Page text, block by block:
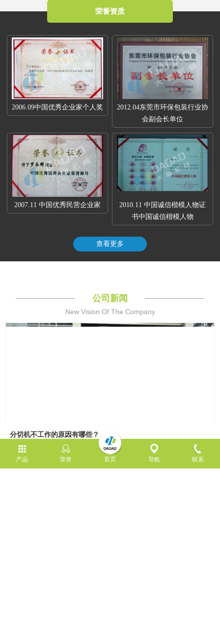
产品 荣誉 首页 导航 联系
委员会”，是东莞市企石镇工商联副会长单位、东莞市企石镇文学艺术
界联合会副主席单位、东莞市环保包装行业协会副会长单位、东莞市
位、广东省胶粘剂行业协会理事单位、国家标准《机械安全中安全防
护授权系统的基本要求》起草单位。
荣誉资质
2006.09中国优秀企业家个人奖
2012.04东莞市环保包装行业协
会副会长单位
2007.11 中国优秀民营企业家
2010.11 中国诚信楷模人物证
书中国诚信楷模人物
查看更多
公司新闻
New Vision Of The Company
分切机不工作的原因有哪些？
分切机中分切的精度需要做好把握，其中有很多配件都是要做好维
护和更换的，没有做好检查工作可能会出现不工作的现象，产生这
种现象的原因比较多，下面我们就来说说分切机中不工作的原因有